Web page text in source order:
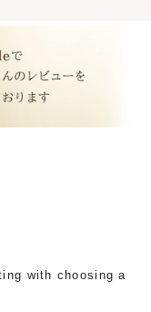
with choosing a